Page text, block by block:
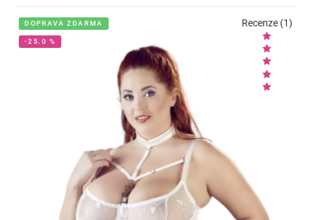
DOPRAVA ZDARMA
-25.0 %
Recenze (1)